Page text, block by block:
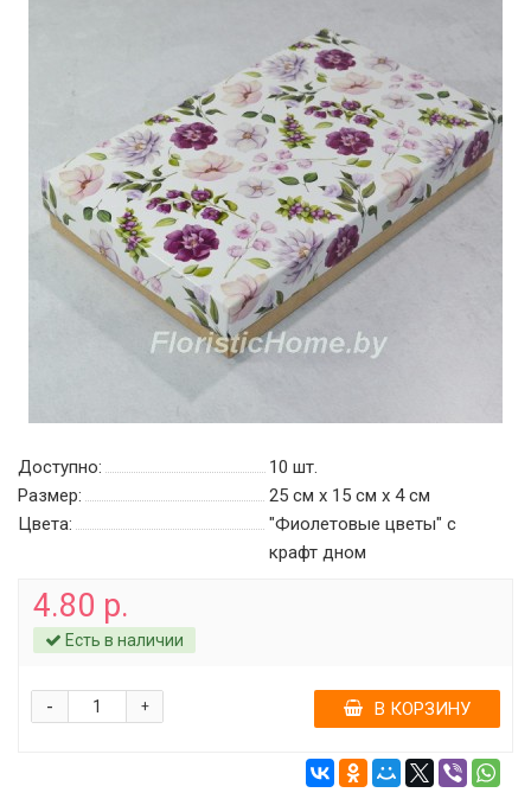
Доступно: 10 шт.
Размер:
25 см х 15 см х 4 см
Цвета:
"Фиолетовые цветы" с
крафт дном
4.80 р.
Есть в наличии
+
- В КОРЗИНУ